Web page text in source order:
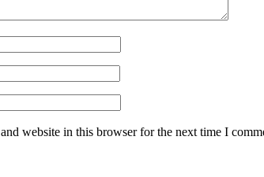
website in this browser for the next time I